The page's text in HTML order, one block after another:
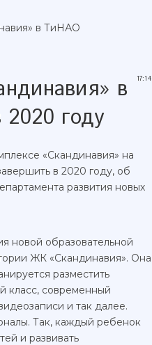
в ТиНАО
17:14
в
году
«Скандинавия» на
в 2020 году, об
развития новых
новой образовательной
ЖК «Скандинавия». Она
разместить
класс, современный
и так далее.
Так, каждый ребенок
и развивать